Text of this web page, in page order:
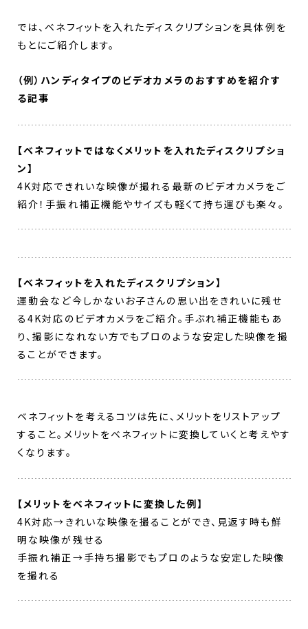
では、ベネフィットを入れたディスクリプションを具体例を
もとにご紹介します。
（例）ハンディタイプのビデオカメラのおすすめを紹介す
る記事
【ベネフィットではなくメリットを入れたディスクリプショ
ン】
4K対応できれいな映像が撮れる最新のビデオカメラをご
紹介！手振れ補正機能やサイズも軽くて持ち運びも楽々。
【ベネフィットを入れたディスクリプション】
運動会など今しかないお子さんの思い出をきれいに残せ
る4K対応のビデオカメラをご紹介。手ぶれ補正機能もあ
り、撮影になれない方でもプロのような安定した映像を撮
ることができます。
ベネフィットを考えるコツは先に、メリットをリストアップ
すること。メリットをベネフィットに変換していくと考えやす
くなります。
【メリットをベネフィットに変換した例】
4K対応→きれいな映像を撮ることができ、見返す時も鮮
明な映像が残せる
手振れ補正→手持ち撮影でもプロのような安定した映像
を撮れる